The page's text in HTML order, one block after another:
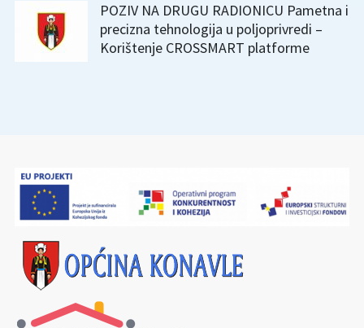
POZIV NA DRUGU RADIONICU Pametna i
precizna tehnologija u poljoprivredi –
Korištenje CROSSMART platforme